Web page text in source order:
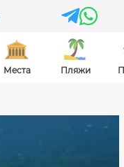

Места Пляжи